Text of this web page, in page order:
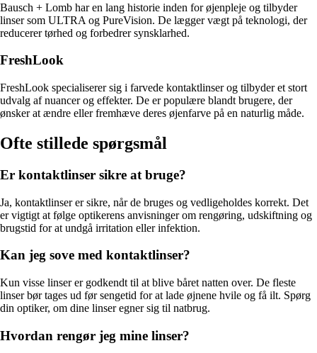
Bausch + Lomb har en lang historie inden for øjenpleje og tilbyder
linser som ULTRA og PureVision. De lægger vægt på teknologi, der
reducerer tørhed og forbedrer synsklarhed.
FreshLook
FreshLook specialiserer sig i farvede kontaktlinser og tilbyder et stort
udvalg af nuancer og effekter. De er populære blandt brugere, der
ønsker at ændre eller fremhæve deres øjenfarve på en naturlig måde.
Ofte stillede spørgsmål
Er kontaktlinser sikre at bruge?
Ja, kontaktlinser er sikre, når de bruges og vedligeholdes korrekt. Det
er vigtigt at følge optikerens anvisninger om rengøring, udskiftning og
brugstid for at undgå irritation eller infektion.
Kan jeg sove med kontaktlinser?
Kun visse linser er godkendt til at blive båret natten over. De fleste
linser bør tages ud før sengetid for at lade øjnene hvile og få ilt. Spørg
din optiker, om dine linser egner sig til natbrug.
Hvordan rengør jeg mine linser?